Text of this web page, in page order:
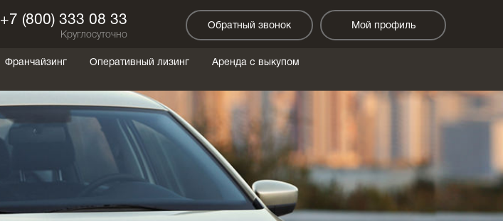
Мой профиль
Обратный звонок
+7 (800) 333 08 33
Круглосуточно
Франчайзинг Оперативный лизинг
Аренда с выкупом